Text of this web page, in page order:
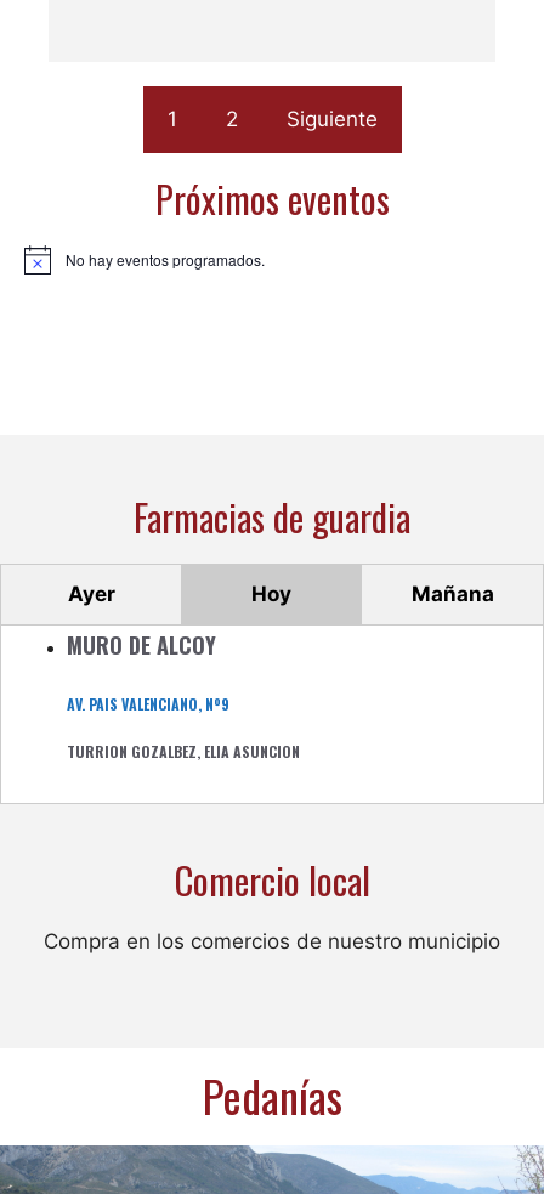
1 2 Siguiente
Próximos eventos
No hay eventos programados.
Farmacias de guardia
Ayer Hoy Mañana
MURO DE ALCOY
AV. PAIS VALENCIANO, Nº9
TURRION GOZALBEZ, ELIA ASUNCION
Comercio local
Compra en los comercios de nuestro municipio
Pedanías